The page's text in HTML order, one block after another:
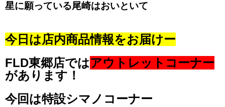
星に願っている尾崎はおいといて
今日は店内商品情報をお届けー
FLD東郷店ではアウトレットコーナー
があります！
今回は特設シマノコーナー